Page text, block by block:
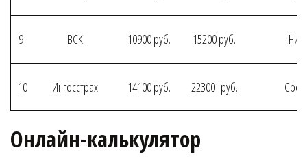
9 ВСК 10900 руб. 15200 руб.
10 Ингосстрах 14100 руб. 22300 руб.
Онлайн-калькулятор